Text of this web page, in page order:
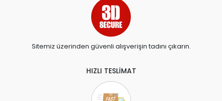
Sitemiz üzerinden güvenli alışverişin tadını çıkarın.
HIZLI TESLİMAT